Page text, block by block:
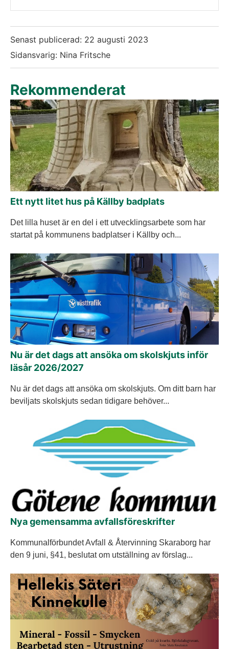
Senast publicerad: 22 augusti 2023
Sidansvarig: Nina Fritsche
Rekommenderat
Ett nytt litet hus på Källby badplats
Det lilla huset är en del i ett utvecklingsarbete som har
startat på kommunens badplatser i Källby och...
Nu är det dags att ansöka om skolskjuts inför
läsår 2026/2027
Nu är det dags att ansöka om skolskjuts. Om ditt barn har
beviljats skolskjuts sedan tidigare behöver...
Nya gemensamma avfallsföreskrifter
Kommunalförbundet Avfall & Återvinning Skaraborg har
den 9 juni, §41, beslutat om utställning av förslag...